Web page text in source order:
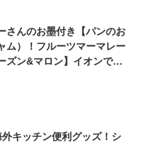
さんのお墨付き【パンのお
ム）！フルーツマーマレー
ズン&マロン】イオンで買
キッチン便利グッズ！シ